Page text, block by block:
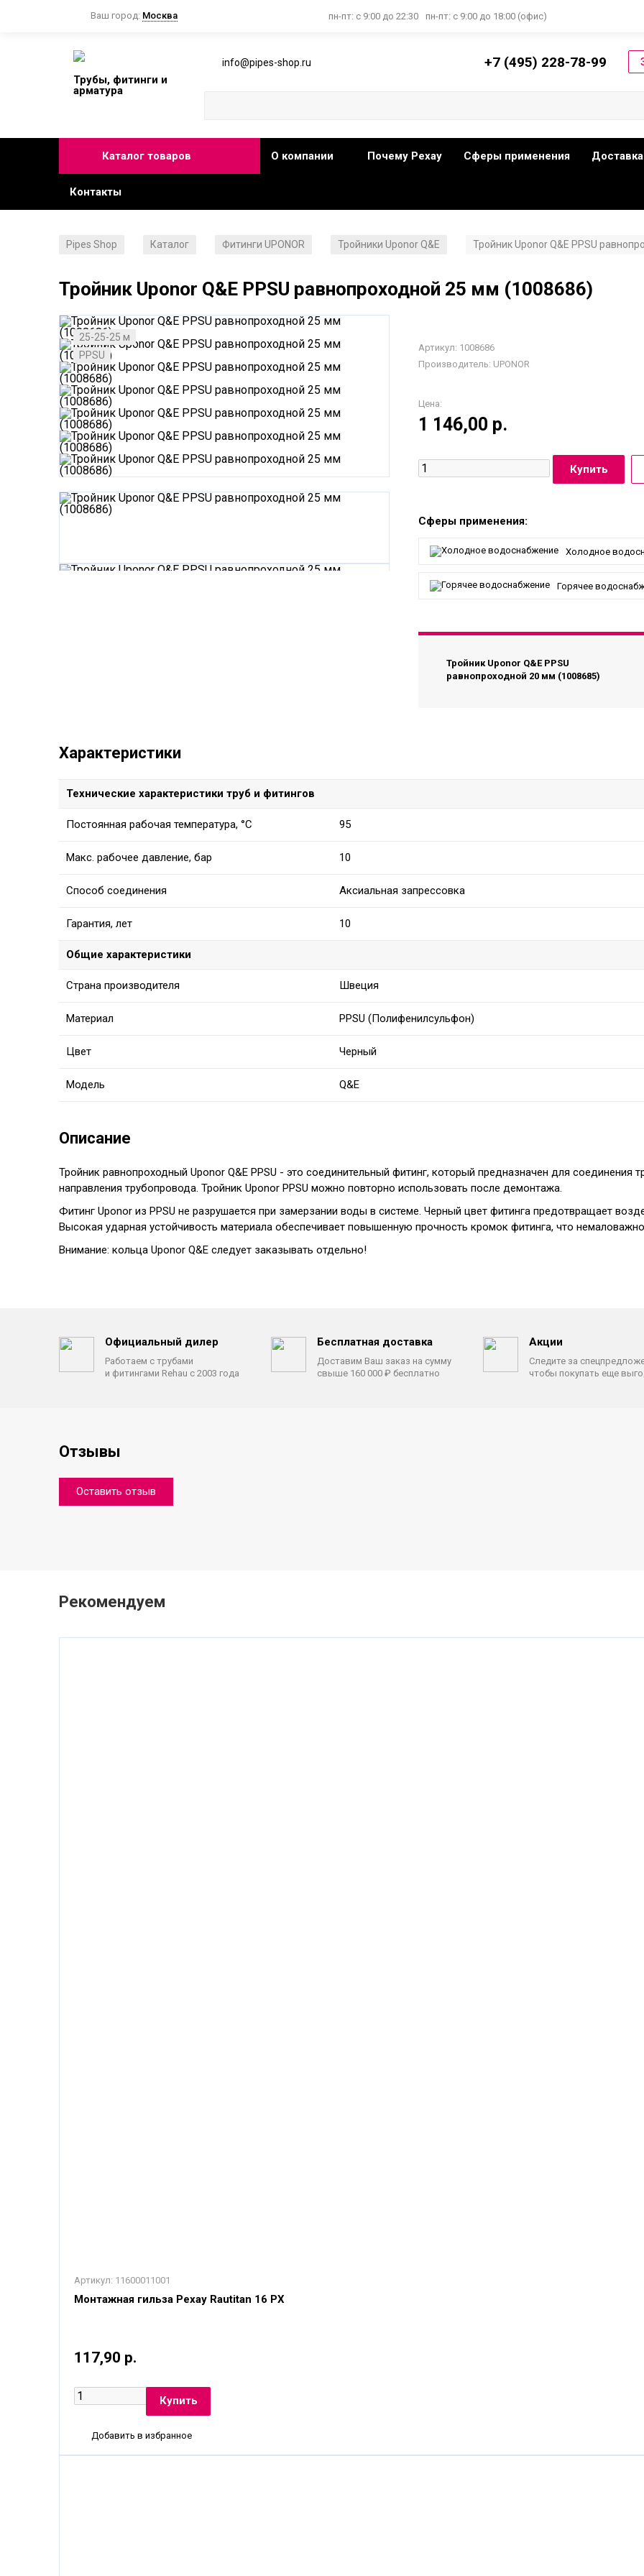
Ваш город: Москва пн-пт: с 9:00 до 22:30 пн-пт: с 9:00 до 18:00 (офис)
Трубы, фитинги и
арматура
info@pipes-shop.ru +7 (495) 228-78-99
Каталог товаров О компании Почему Рехау Сферы применения Доставка
Контакты
Pipes Shop Каталог Фитинги UPONOR Тройники Uponor Q&E Тройник Uponor Q&E PPSU
Тройник Uponor Q&E PPSU равнопроходной 25 мм (1008686)
25-25-25 м
PPSU
Артикул: 1008686
Производитель: UPONOR
Цена:
1 146,00 р.
Сферы применения:
Холодное
Горячее
Тройник Uponor Q&E PPSU
равнопроходной 20 мм (1008685)
Характеристики
Технические характеристики труб и фитингов
Постоянная рабочая температура, °C 95
Макс. рабочее давление, бар 10
Способ соединения Аксиальная запрессовка
Гарантия, лет 10
Общие характеристики
Страна производителя Швеция
Материал PPSU (Полифенилсульфон)
Цвет Черный
Модель Q&E
Описание
Тройник равнопроходный Uponor Q&E PPSU - это соединительный фитинг, который предназначен для соединения
направления трубопровода. Тройник Uponor PPSU можно повторно использовать после демонтажа.
Фитинг Uponor из PPSU не разрушается при замерзании воды в системе. Черный цвет фитинга предотвращает
Высокая ударная устойчивость материала обеспечивает повышенную прочность кромок фитинга, что
Внимание: кольца Uponor Q&E следует заказывать отдельно!
Официальный дилер
Работаем с трубами
и фитингами Rehau с 2003 года
Бесплатная доставка
Доставим Ваш заказ на сумму
свыше 160 000 ₽ бесплатно
Акции
Следите за
чтобы покупать еще
Отзывы
Оставить отзыв
Рекомендуем
Артикул: 11600011001
Монтажная гильза Рехау Rautitan 16 PX
117,90 р.
Добавить в избранное